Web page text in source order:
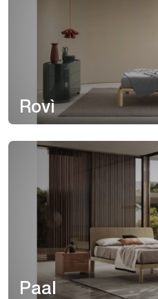
Rovì
Paal